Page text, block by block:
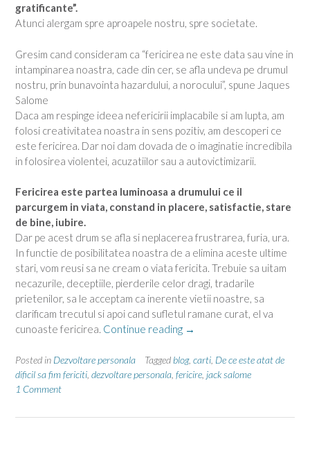
gratificante”.
Atunci alergam spre aproapele nostru, spre societate.
Gresim cand consideram ca “fericirea ne este data sau vine in
intampinarea noastra, cade din cer, se afla undeva pe drumul
nostru, prin bunavointa hazardului, a norocului”, spune Jaques
Salome
Daca am respinge ideea nefericirii implacabile si am lupta, am
folosi creativitatea noastra in sens pozitiv, am descoperi ce
este fericirea. Dar noi dam dovada de o imaginatie incredibila
in folosirea violentei, acuzatiilor sau a autovictimizarii.
Fericirea este partea luminoasa a drumului ce il
parcurgem in viata, constand in placere, satisfactie, stare
de bine, iubire.
Dar pe acest drum se afla si neplacerea frustrarea, furia, ura.
In functie de posibilitatea noastra de a elimina aceste ultime
stari, vom reusi sa ne cream o viata fericita. Trebuie sa uitam
necazurile, deceptiile, pierderile celor dragi, tradarile
prietenilor, sa le acceptam ca inerente vietii noastre, sa
clarificam trecutul si apoi cand sufletul ramane curat, el va
cunoaste fericirea. Continue reading “De
este
atat
fim
→
Posted in Dezvoltare personala Tagged blog, carti De ce este atat de
dificil sa fim fericiti dezvoltare personala fericire jack salome
1 Comment